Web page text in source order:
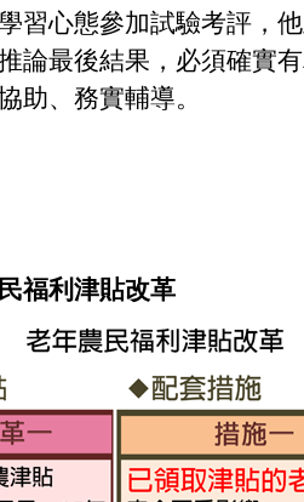
習心態參加試驗考評，
論最後結果，必須確實
助、務實輔導。
福利津貼改革